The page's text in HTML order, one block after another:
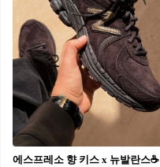
에스프레소 향 키스 x 뉴발란스☕️